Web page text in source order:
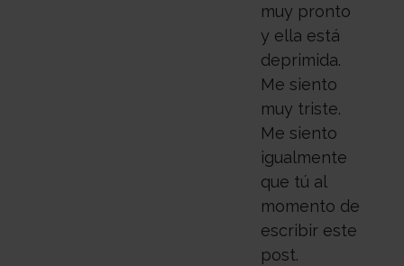
muy pronto
y ella está
deprimida.
Me siento
muy triste.
Me siento
igualmente
que tú al
momento de
escribir este
post.